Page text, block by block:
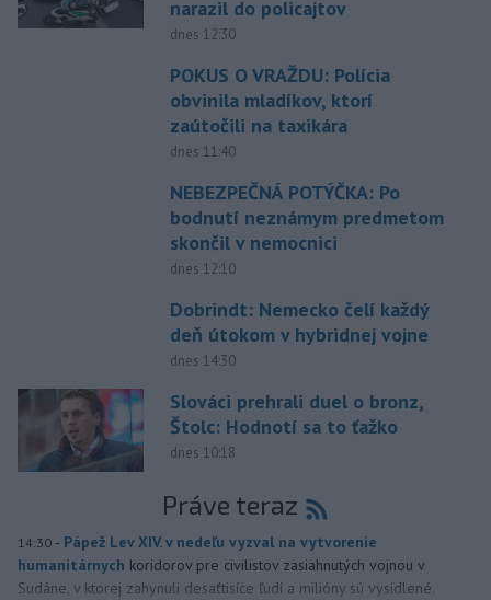
narazil do policajtov
dnes 12:30
POKUS O VRAŽDU: Polícia
obvinila mladíkov, ktorí
zaútočili na taxikára
dnes 11:40
NEBEZPEČNÁ POTÝČKA: Po
bodnutí neznámym predmetom
skončil v nemocnici
dnes 12:10
Dobrindt: Nemecko čelí každý
deň útokom v hybridnej vojne
dnes 14:30
Slováci prehrali duel o bronz,
Štolc: Hodnotí sa to ťažko
dnes 10:18
Práve teraz
14:30 - Pápež Lev XIV. v nedeľu vyzval na vytvorenie
humanitárnych koridorov pre civilistov zasiahnutých vojnou v
Sudáne, v ktorej zahynuli desaťtisíce ľudí a milióny sú vysídlené.